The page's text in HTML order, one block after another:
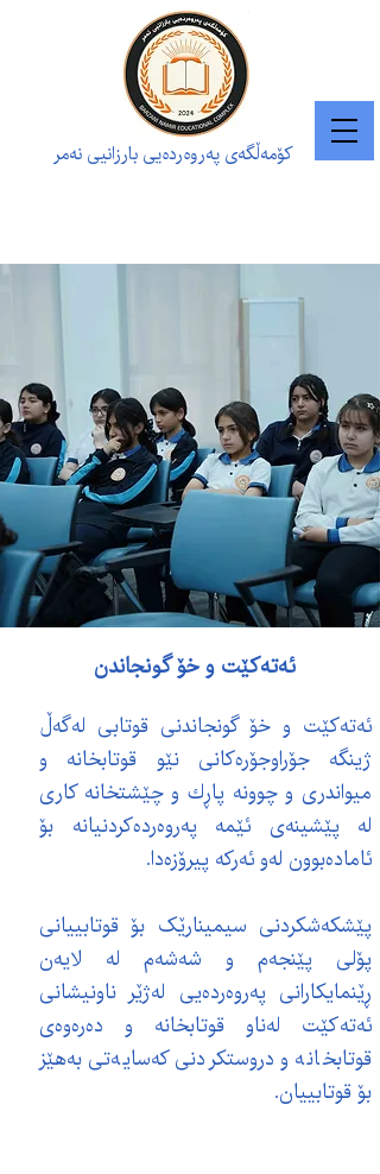
کۆمەڵگەی پەروەردەیی بارزانیی نەمر
ئەتەكێت و خۆ گونجاندن
ئەتەكێت و خۆ گونجاندنی قوتابی لەگەڵ
ژینگە جۆراوجۆرەكانی نێو قوتابخانە و
میواندری و چوونە پاڕك و چێشتخانە كاری
لە پێشینەی ئێمە پەروەردەكردنیانە بۆ
ئامادەبوون لەو ئەركە پیرۆزەدا.
پێشکەشکردنی سیمینارێک بۆ قوتابییانی
پۆلی پێنجەم و شەشەم لە لایەن
ڕێنمایکارانی پەروەردەیی لەژێر ناونیشانی
ئەتەکێت لەناو قوتابخانە و دەرەوەی
قوتابخانە و دروستکردنی کەسایەتی بەهێز
بۆ قوتابییان.